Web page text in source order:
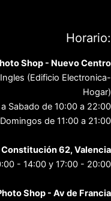
Horario:
Shop - Nuevo Centro
(Edificio Electronica-
Hogar)
Sabado de 10:00 a 22:00
de 11:00 a 21:00
Constitución 62, Valencia
- 14:00 y 17:00 - 20:00
Shop - Av de Francia